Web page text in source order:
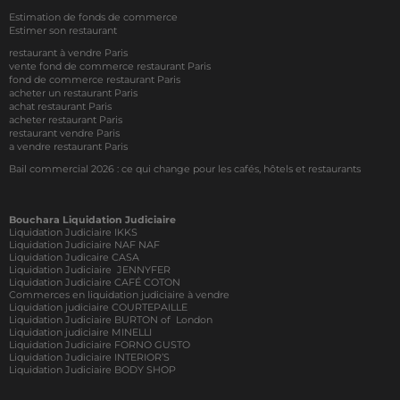
Estimation de fonds de commerce
Estimer son restaurant
restaurant à vendre Paris
vente fond de commerce restaurant Paris
fond de commerce restaurant Paris
acheter un restaurant Paris
achat restaurant Paris
acheter restaurant Paris
restaurant vendre Paris
a vendre restaurant Paris
Bail commercial 2026 : ce qui change pour les cafés, hôtels et restaurants
Bouchara Liquidation Judiciaire
Liquidation Judiciaire IKKS
Liquidation Judiciaire NAF NAF
Liquidation Judicaire CASA
Liquidation Judiciaire JENNYFER
Liquidation Judiciaire CAFÉ COTON
Commerces en liquidation judiciaire à vendre
Liquidation judiciaire COURTEPAILLE
Liquidation Judiciaire BURTON of London
Liquidation judiciaire MINELLI
Liquidation Judiciaire FORNO GUSTO
Liquidation Judiciaire INTERIOR’S
Liquidation Judiciaire BODY SHOP